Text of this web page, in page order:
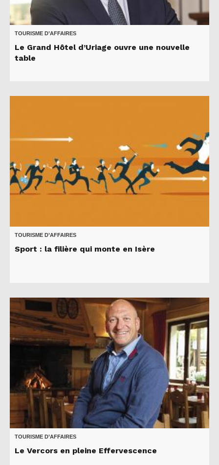
TOURISME D’AFFAIRES
Le Grand Hôtel d’Uriage ouvre une nouvelle
table
TOURISME D’AFFAIRES
Sport : la filière qui monte en Isère
TOURISME D’AFFAIRES
Le Vercors en pleine Effervescence